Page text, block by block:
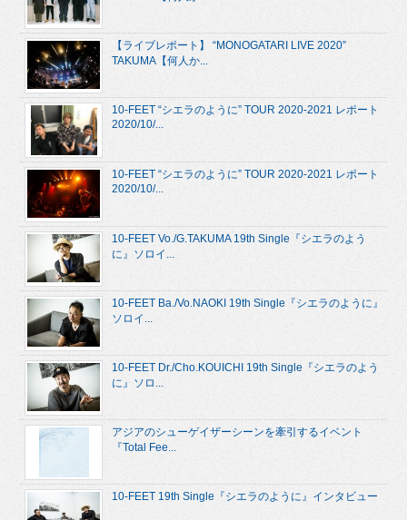
【ライブレポート】 “MONOGATARI LIVE 2020”
TAKUMA【何人か...
10-FEET “シエラのように” TOUR 2020-2021 レポート
2020/10/...
10-FEET “シエラのように” TOUR 2020-2021 レポート
2020/10/...
10-FEET Vo./G.TAKUMA 19th Single『シエラのよう
に』ソロイ...
10-FEET Ba./Vo.NAOKI 19th Single『シエラのように』
ソロイ...
10-FEET Dr./Cho.KOUICHI 19th Single『シエラのよう
に』ソロ...
アジアのシューゲイザーシーンを牽引するイベント
『Total Fee...
10-FEET 19th Single『シエラのように』インタビュー